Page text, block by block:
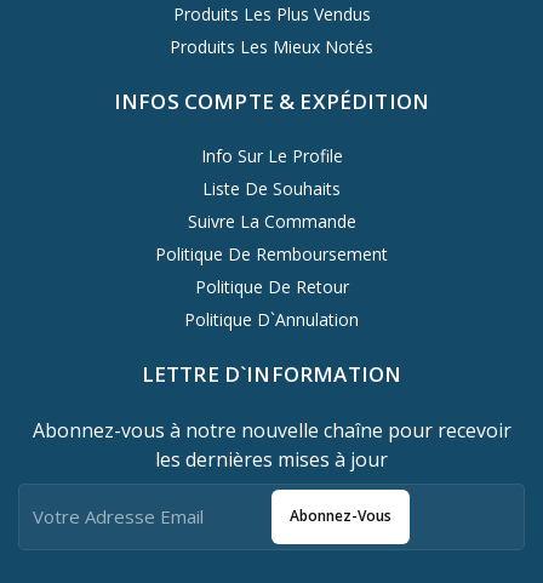
Produits Les Plus Vendus
Produits Les Mieux Notés
INFOS COMPTE & EXPÉDITION
Info Sur Le Profile
Liste De Souhaits
Suivre La Commande
Politique De Remboursement
Politique De Retour
Politique D`Annulation
LETTRE D`INFORMATION
Abonnez-vous à notre nouvelle chaîne pour recevoir
les dernières mises à jour
Abonnez-Vous